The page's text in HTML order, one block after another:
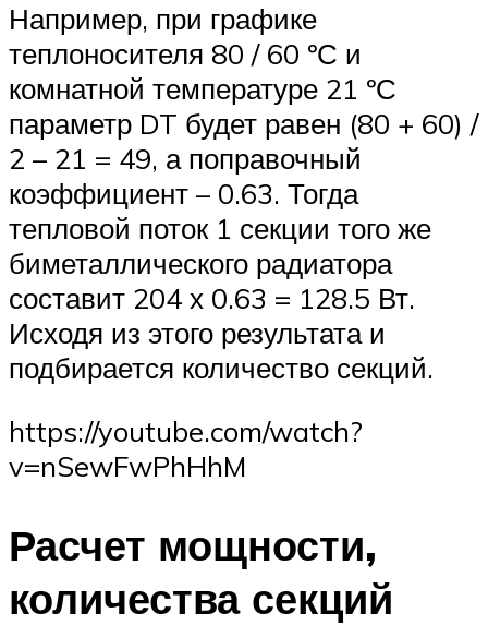
Например, при графике
теплоносителя 80 / 60 ºС и
комнатной температуре 21 ºС
параметр DT будет равен (80 + 60) /
2 – 21 = 49, а поправочный
коэффициент – 0.63. Тогда
тепловой поток 1 секции того же
биметаллического радиатора
составит 204 х 0.63 = 128.5 Вт.
Исходя из этого результата и
подбирается количество секций.
https://youtube.com/watch?
v=nSewFwPhHhM
Расчет мощности,
количества секций